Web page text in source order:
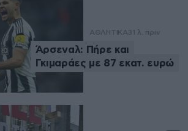
ΑΘΛΗΤΙΚΑ31 λ. πριν
Άρσεναλ: Πήρε και
Γκιμαράες με 87 εκατ. ευρώ